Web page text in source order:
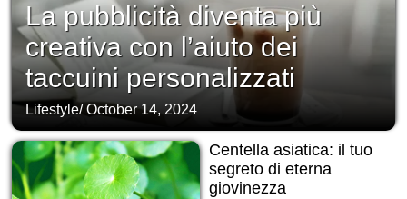
La pubblicità diventa più
creativa con l’aiuto dei
taccuini personalizzati
Lifestyle/October 14, 2024
Centella asiatica: il tuo
segreto di eterna
giovinezza